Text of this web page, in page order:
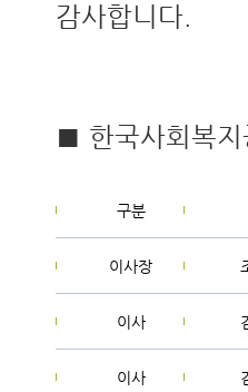
감사합니다.
■ 한국사회복
구분
이사장
이사
이사